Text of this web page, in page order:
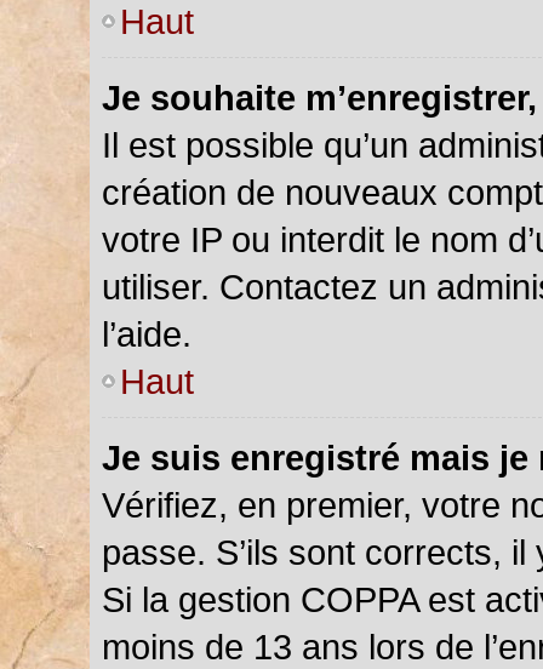
Haut
Je souhaite
Il est possible qu’un
création de nouveaux
votre IP ou interdit le nom
utiliser. Contactez un
l’aide.
Haut
Je suis enregistré mais
Vérifiez, en premier, votre
passe. S’ils sont corrects,
Si la gestion COPPA est
moins de 13 ans lors de